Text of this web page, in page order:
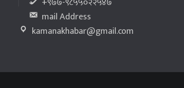
mail Address
kamanakhabar@gmail.com